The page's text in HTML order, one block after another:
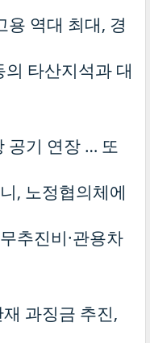
용 역대 최대, 경
의 타산지석과 대
공기 연장 … 또
, 노정협의체에
추진비·관용차
과징금 추진,